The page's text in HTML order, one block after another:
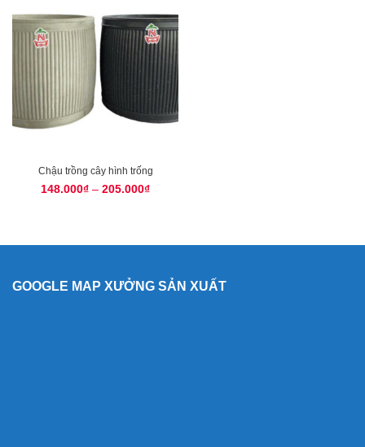
Chậu trồng cây hình trống
148.000₫ – 205.000₫
GOOGLE MAP XƯỞNG SẢN XUẤT